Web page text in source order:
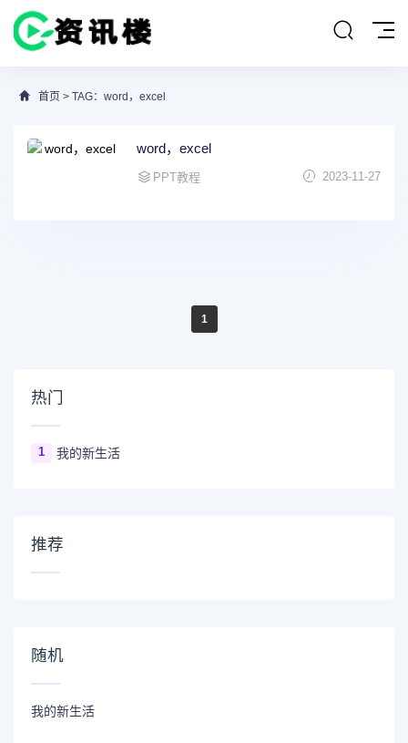
首页 > TAG：word，excel
word，excel
PPT教程 2023-11-27
1
热门
1 我的新生活
推荐
随机
我的新生活